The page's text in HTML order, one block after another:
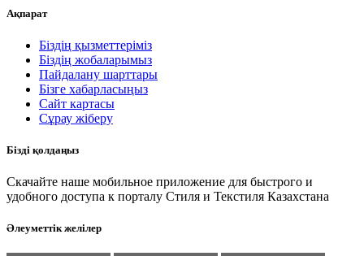
Ақпарат
Біздің қызметтеріміз
Біздің жобаларымыз
Пайдалану шарттары
Бізге хабарласыңыз
Сайт картасы
Сұрау жіберу
Бізді қолдаңыз
Скачайте наше мобильное приложение для быстрого и
удобного доступа к порталу Стиля и Текстиля Казахстана
Әлеуметтік желілер